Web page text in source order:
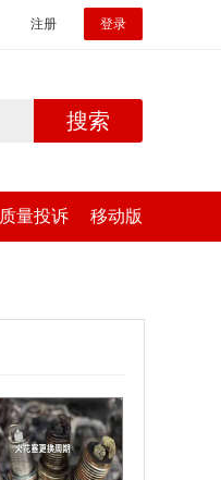
注册 登录
搜索
质量投诉 移动版